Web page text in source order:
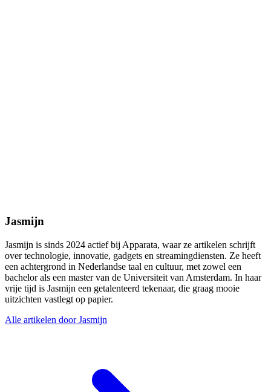
Jasmijn
Jasmijn is sinds 2024 actief bij Apparata, waar ze artikelen schrijft
over technologie, innovatie, gadgets en streamingdiensten. Ze heeft
een achtergrond in Nederlandse taal en cultuur, met zowel een
bachelor als een master van de Universiteit van Amsterdam. In haar
vrije tijd is Jasmijn een getalenteerd tekenaar, die graag mooie
uitzichten vastlegt op papier.
Alle artikelen door Jasmijn